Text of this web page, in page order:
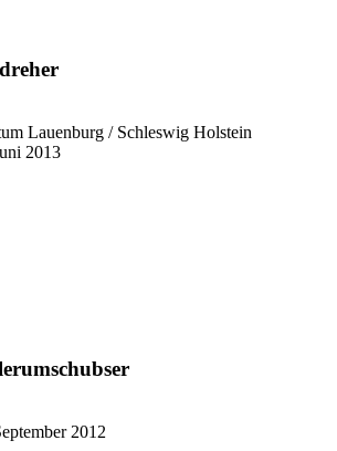
Lauenburg / Schleswig Holstein
2013
2012